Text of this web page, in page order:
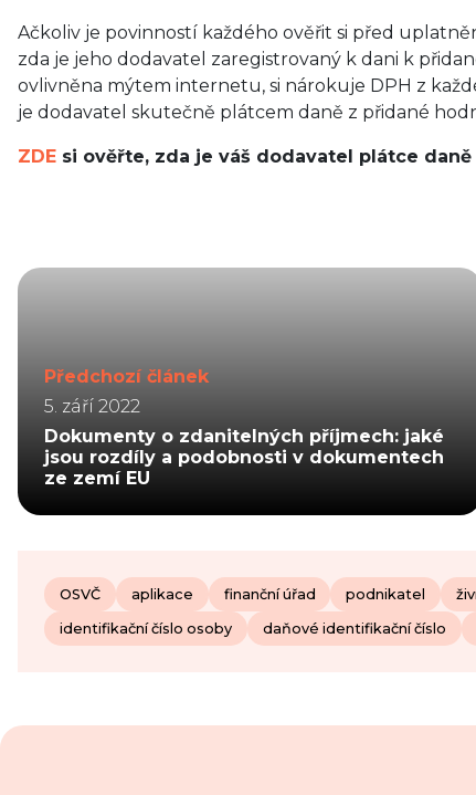
Ačkoliv je povinností každého ověřit si před
zda je jeho dodavatel zaregistrovaný k dani k
ovlivněna mýtem internetu, si nárokuje DPH z
je dodavatel skutečně plátcem daně z přidané
ZDE si ověřte, zda je váš dodavatel plátce
Předchozí článek
5. září 2022
Dokumenty o zdanitelných příjmech: jaké
jsou rozdíly a podobnosti v dokumentech
ze zemí EU
OSVČ aplikace finanční úřad podnikatel
identifikační číslo osoby daňové identifikační číslo